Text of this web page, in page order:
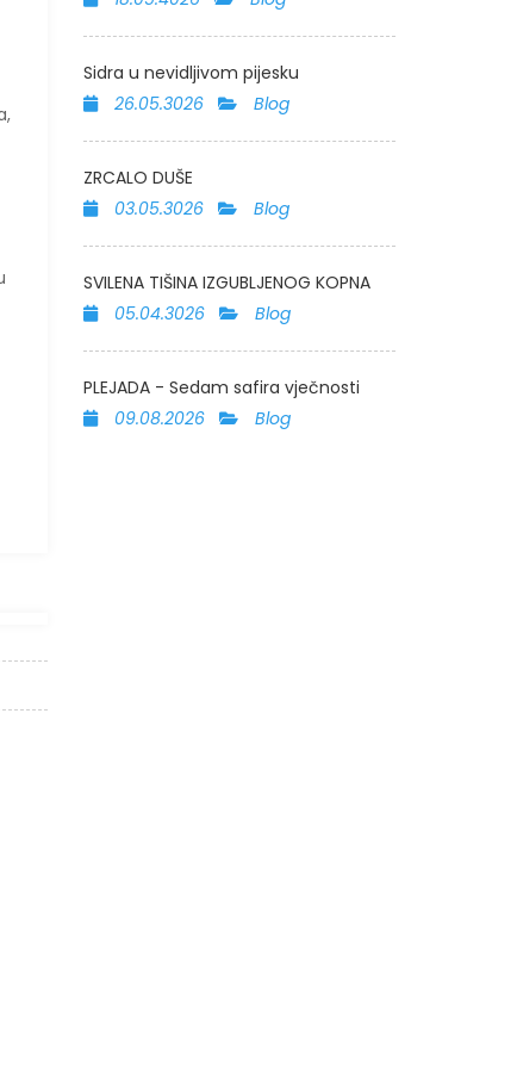
Sidra u nevidljivom pijesku
26.05.3026
Blog
ZRCALO DUŠE
03.05.3026
Blog
SVILENA TIŠINA IZGUBLJENOG KOPNA
05.04.3026
Blog
PLEJADA - Sedam safira vječnosti
09.08.2026
Blog